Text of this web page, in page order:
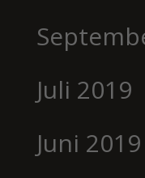
Juli 2019
Juni 2019